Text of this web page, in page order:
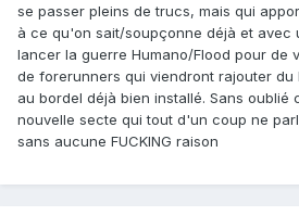
se passer pleins de trucs, mais qui
à ce qu'on sait/soupçonne déjà et avec
lancer la guerre Humano/Flood pour de
de forerunners qui viendront rajouter du
au bordel déjà bien installé. Sans oublié
nouvelle secte qui tout d'un coup ne
sans aucune FUCKING raison